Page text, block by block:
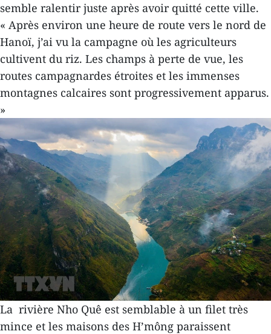
semble ralentir juste après avoir quitté cette ville.
« Après environ une heure de route vers le nord de
Hanoï, j’ai vu la campagne où les agriculteurs
cultivent du riz. Les champs à perte de vue, les
routes campagnardes étroites et les immenses
montagnes calcaires sont progressivement apparus.
»
La rivière Nho Quê est semblable à un filet très
mince et les maisons des H’mông paraissent